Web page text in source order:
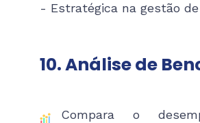
- Estratégica na gestão
10. Análise de
Compara o